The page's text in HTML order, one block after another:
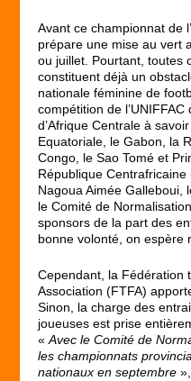
Avant ce championnat de
prépare une mise au vert
ou juillet. Pourtant, toutes
constituent déjà un
nationale féminine de
compétition de
d’Afrique Centrale à
Equatoriale, le Gabon, la
Congo, le Sao Tomé et
République Centrafricaine
Nagoua Aimée Galleboui,
le Comité de
sponsors de la part des
bonne volonté, on espère
Cependant, la Fédération
Association (FTFA)
Sinon, la charge des
joueuses est prise
«Avec le Comité de
les championnats
nationaux en septembre